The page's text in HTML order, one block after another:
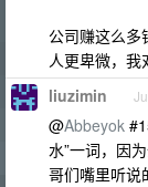
公司赚这么多
人更卑微，我
liuzimin
@Abbeyok
水”一词，因
哥们嘴里听说